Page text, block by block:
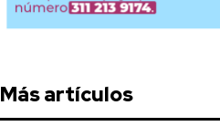
Más artículos